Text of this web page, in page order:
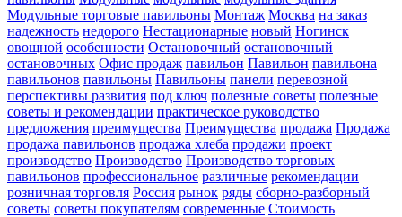
Модульные торговые павильоны Монтаж Москва на заказ
надежность недорого Нестационарные новый Ногинск
овощной особенности Остановочный остановочный
остановочных Офис продаж павильон Павильон павильона
павильонов павильоны Павильоны панели перевозной
перспективы развития под ключ полезные советы полезные
советы и рекомендации практическое руководство
предложения преимущества Преимущества продажа Продажа
продажа павильонов продажа хлеба продажи проект
производство Производство Производство торговых
павильонов профессиональное различные рекомендации
розничная торговля Россия рынок ряды сборно-разборный
советы советы покупателям современные Стоимость